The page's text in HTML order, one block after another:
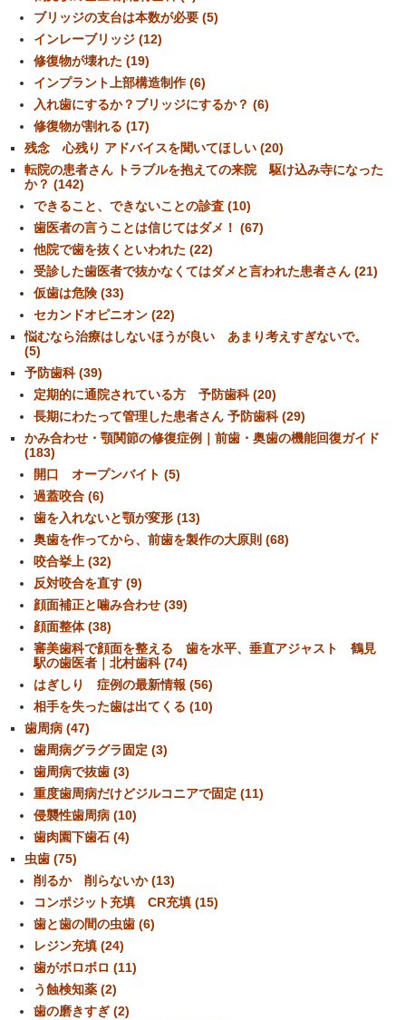
ブリッジの支台は本数が必要 (5)
インレーブリッジ (12)
修復物が壊れた (19)
インプラント上部構造制作 (6)
入れ歯にするか？ブリッジにするか？ (6)
修復物が割れる (17)
残念 心残り アドバイスを聞いてほしい (20)
転院の患者さん トラブルを抱えての来院 駆け込み寺になった
か？ (142)
できること、できないことの診査 (10)
歯医者の言うことは信じてはダメ！ (67)
他院で歯を抜くといわれた (22)
受診した歯医者で抜かなくてはダメと言われた患者さん (21)
仮歯は危険 (33)
セカンドオピニオン (22)
悩むなら治療はしないほうが良い あまり考えすぎないで。
(5)
予防歯科 (39)
定期的に通院されている方 予防歯科 (20)
長期にわたって管理した患者さん 予防歯科 (29)
かみ合わせ・顎関節の修復症例｜前歯・奥歯の機能回復ガイド
(183)
開口 オープンバイト (5)
過蓋咬合 (6)
歯を入れないと顎が変形 (13)
奥歯を作ってから、前歯を製作の大原則 (68)
咬合挙上 (32)
反対咬合を直す (9)
顔面補正と噛み合わせ (39)
顔面整体 (38)
審美歯科で顔面を整える 歯を水平、垂直アジャスト 鶴見
駅の歯医者｜北村歯科 (74)
はぎしり 症例の最新情報 (56)
相手を失った歯は出てくる (10)
歯周病 (47)
歯周病グラグラ固定 (3)
歯周病で抜歯 (3)
重度歯周病だけどジルコニアで固定 (11)
侵襲性歯周病 (10)
歯肉園下歯石 (4)
虫歯 (75)
削るか 削らないか (13)
コンポジット充填 CR充填 (15)
歯と歯の間の虫歯 (6)
レジン充填 (24)
歯がボロボロ (11)
う蝕検知薬 (2)
歯の磨きすぎ (2)